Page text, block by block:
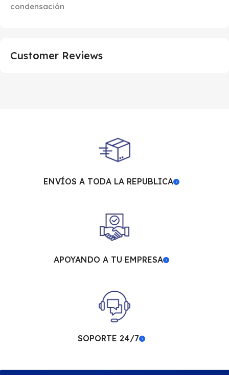
condensación
Customer Reviews
ENVÍOS A TODA LA REPUBLICA
APOYANDO A TU EMPRESA
SOPORTE 24/7